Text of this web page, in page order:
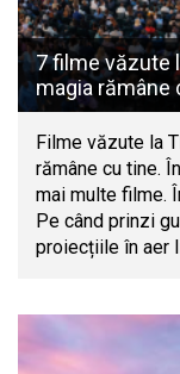
7 filme văzute
magia rămâne
Filme văzute la
rămâne cu tine.
mai multe filme.
Pe când prinzi
proiecțiile în aer